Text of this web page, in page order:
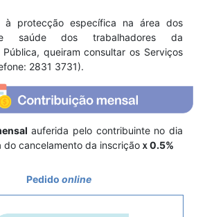
à protecção específica na área dos
saúde dos trabalhadores da
Pública, queiram consultar os Serviços
2831 3731).
auferida pelo contribuinte no dia
do cancelamento da inscrição ｘ0.5%
Pedido online